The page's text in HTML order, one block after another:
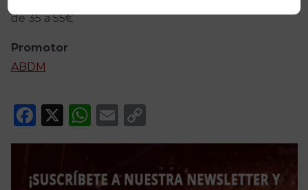
de 35 a 55€
Promotor
ABDM
Facebook
X WhatsApp
Email
Link